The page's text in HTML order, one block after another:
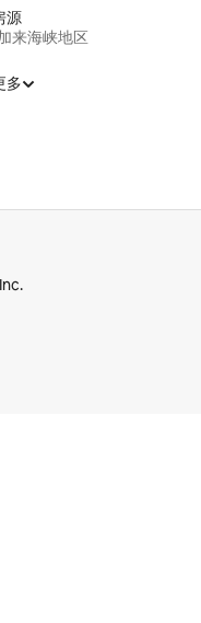
源
来海峡地区
多